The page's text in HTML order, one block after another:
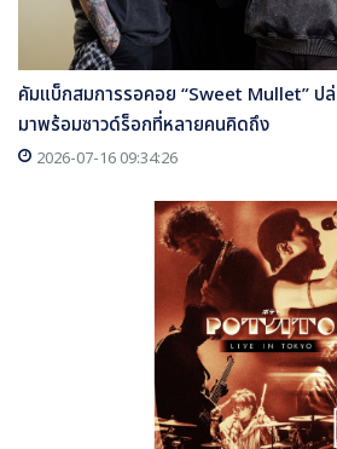
คัมแบ็กสมการรอคอย “Sweet Mullet” ป
มาพร้อมซาวด์ร็อกที่หลายคนคิดถึง
2026-07-16 09:34:26